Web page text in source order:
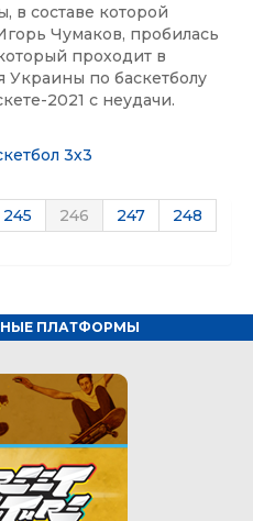
в составе которой
Чумаков, пробилась
проходит в
по баскетболу
2021 с неудачи.
3х3
245 246 247
248
ПЛАТФОРМЫ